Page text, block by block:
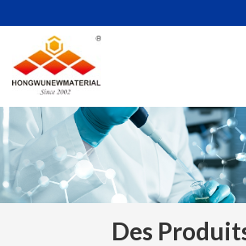
Des